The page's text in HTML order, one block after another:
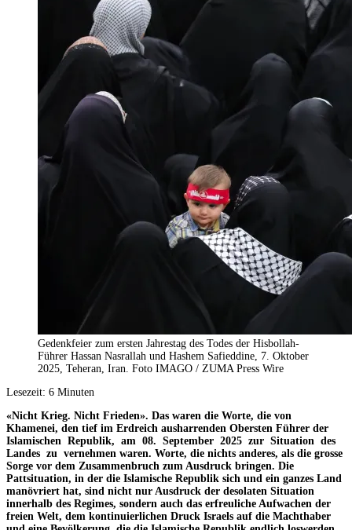
Gedenkfeier zum ersten Jahrestag des Todes der Hisbollah-
Führer Hassan Nasrallah und Hashem Safieddine, 7. Oktober
2025, Teheran, Iran. Foto IMAGO / ZUMA Press Wire
Lesezeit: 6 Minuten
«Nicht Krieg. Nicht Frieden». Das waren die Worte, die von
Khamenei, den tief im Erdreich ausharrenden Obersten Führer der
Islamischen Republik, am 08. September 2025 zur Situation des
Landes zu vernehmen waren. Worte, die nichts anderes, als die grosse
Sorge vor dem Zusammenbruch zum Ausdruck bringen. Die
Pattsituation, in der die Islamische Republik sich und ein ganzes Land
manövriert hat, sind nicht nur Ausdruck der desolaten Situation
innerhalb des Regimes, sondern auch das erfreuliche Aufwachen der
freien Welt, dem kontinuierlichen Druck Israels auf die Machthaber